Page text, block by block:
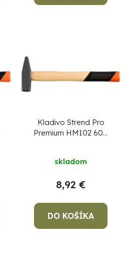
Kladivo Strend Pro
Premium HM102 600
skladom
8,92 €
DO KOŠÍKA